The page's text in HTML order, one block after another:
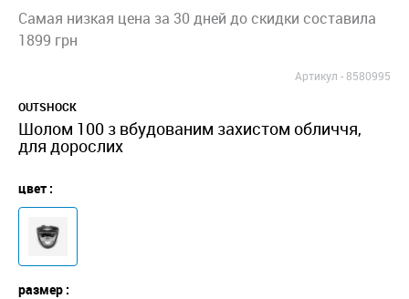
Самая низкая цена за 30 дней до скидки составила
1899 грн
Артикул -8580995
OUTSHOCK
Шолом 100 з вбудованим захистом обличчя,
для дорослих
цвет :
размер :